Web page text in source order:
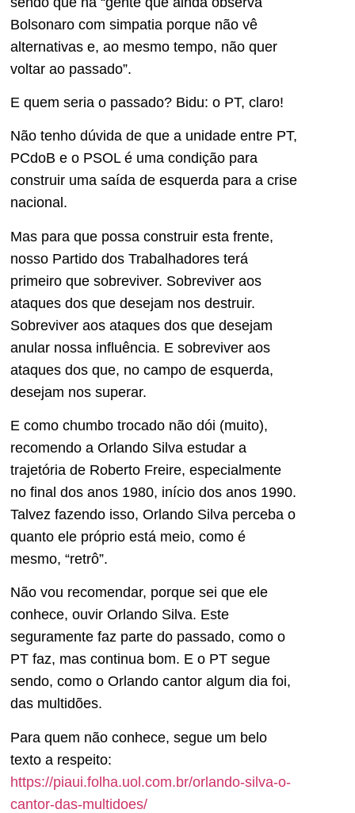
Bolsonaro com simpatia porque não vê
alternativas e, ao mesmo tempo, não quer
voltar ao passado”.
E quem seria o passado? Bidu: o PT, claro!
Não tenho dúvida de que a unidade entre PT,
PCdoB e o PSOL é uma condição para
construir uma saída de esquerda para a crise
nacional.
Mas para que possa construir esta frente,
nosso Partido dos Trabalhadores terá
primeiro que sobreviver. Sobreviver aos
ataques dos que desejam nos destruir.
Sobreviver aos ataques dos que desejam
anular nossa influência. E sobreviver aos
ataques dos que, no campo de esquerda,
desejam nos superar.
E como chumbo trocado não dói (muito),
recomendo a Orlando Silva estudar a
trajetória de Roberto Freire, especialmente
no final dos anos 1980, início dos anos 1990.
Talvez fazendo isso, Orlando Silva perceba o
quanto ele próprio está meio, como é
mesmo, “retrô”.
Não vou recomendar, porque sei que ele
conhece, ouvir Orlando Silva. Este
seguramente faz parte do passado, como o
PT faz, mas continua bom. E o PT segue
sendo, como o Orlando cantor algum dia foi,
das multidões.
Para quem não conhece, segue um belo
texto a respeito:
https://piaui.folha.uol.com.br/orlando-silva-o-
cantor-das-multidoes/